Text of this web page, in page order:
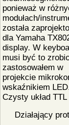
ponieważ w
modułach/
została
dla Yamaha
display. W
musi być to
zastosowałem w
projekcie
wskaźnikiem
Czysty układ TTL
Działający